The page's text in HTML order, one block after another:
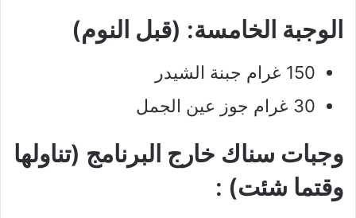
الوجبة الخامسة: (قبل النوم)
150 غرام جبنة الشيدر
30 غرام جوز عين الجمل
وجبات سناك خارج البرنامج (تناولها
وقتما شئت) :